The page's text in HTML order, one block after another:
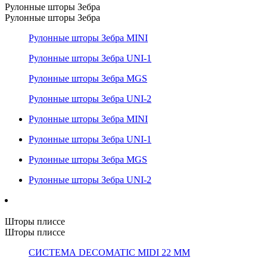
Рулонные шторы Зебра
Рулонные шторы Зебра
Рулонные шторы Зебра MINI
Рулонные шторы Зебра UNI-1
Рулонные шторы Зебра MGS
Рулонные шторы Зебра UNI-2
Рулонные шторы Зебра MINI
Рулонные шторы Зебра UNI-1
Рулонные шторы Зебра MGS
Рулонные шторы Зебра UNI-2
Шторы плиссе
Шторы плиссе
СИСТЕМА DECOMATIC MIDI 22 ММ